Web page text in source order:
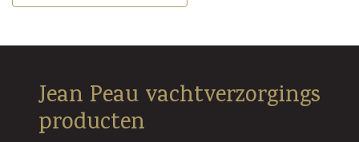
Jean Peau vachtverzorgings
producten